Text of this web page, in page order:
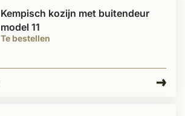
Te bestellen
Kempisch kozijn met buitendeur
model 11